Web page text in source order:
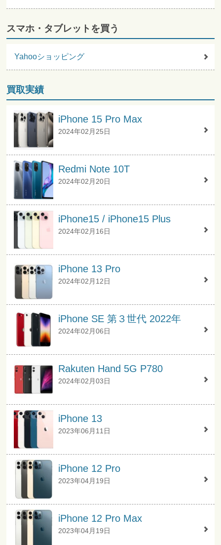
スマホ・タブレットを買う
Yahooショッピング
買取実績
iPhone 15 Pro Max
2024年02月25日
Redmi Note 10T
2024年02月20日
iPhone15 / iPhone15 Plus
2024年02月16日
iPhone 13 Pro
2024年02月12日
iPhone SE 第３世代 2022年
2024年02月06日
Rakuten Hand 5G P780
2024年02月03日
iPhone 13
2023年06月11日
iPhone 12 Pro
2023年04月19日
iPhone 12 Pro Max
2023年04月19日